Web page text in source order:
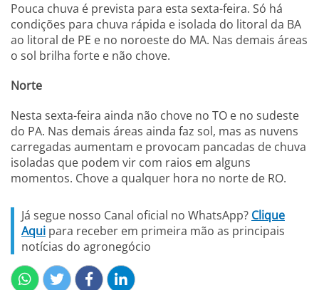
Pouca chuva é prevista para esta sexta-feira. Só há
condições para chuva rápida e isolada do litoral da BA
ao litoral de PE e no noroeste do MA. Nas demais áreas
o sol brilha forte e não chove.
Norte
Nesta sexta-feira ainda não chove no TO e no sudeste
do PA. Nas demais áreas ainda faz sol, mas as nuvens
carregadas aumentam e provocam pancadas de chuva
isoladas que podem vir com raios em alguns
momentos. Chove a qualquer hora no norte de RO.
Já segue nosso Canal oficial no WhatsApp? Clique
Aqui para receber em primeira mão as principais
notícias do agronegócio